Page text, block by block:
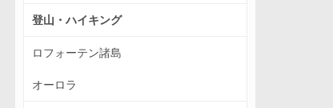
登山・ハイキング
ロフォーテン諸島
オーロラ